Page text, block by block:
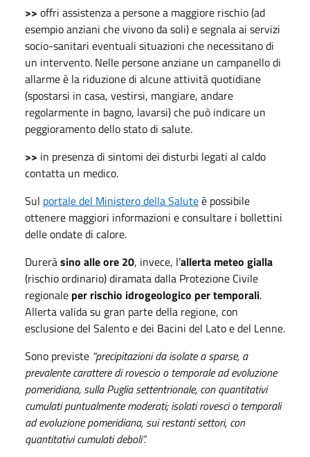
>> offri assistenza a persone a maggiore rischio (ad
esempio anziani che vivono da soli) e segnala ai servizi
socio-sanitari eventuali situazioni che necessitano di
un intervento. Nelle persone anziane un campanello di
allarme è la riduzione di alcune attività quotidiane
(spostarsi in casa, vestirsi, mangiare, andare
regolarmente in bagno, lavarsi) che può indicare un
peggioramento dello stato di salute.
>> in presenza di sintomi dei disturbi legati al caldo
contatta un medico.
Sul portale del Ministero della Saluteè possibile
ottenere maggiori informazioni e consultare i bollettini
delle ondate di calore.
Dureràsino alle ore 20, invece, l’allerta meteo gialla
(rischio ordinario) diramata dalla Protezione Civile
regionale per rischio idrogeologico per temporali.
Allerta valida su gran parte della regione, con
esclusione del Salento e dei Bacini del Lato e del Lenne.
Sono previste “precipitazioni da isolate a sparse, a
prevalente carattere di rovescio o temporale ad evoluzione
pomeridiana, sulla Puglia settentrionale, con quantitativi
cumulati puntualmente moderati; isolati rovesci o temporali
ad evoluzione pomeridiana, sui restanti settori, con
quantitativi cumulati deboli”.